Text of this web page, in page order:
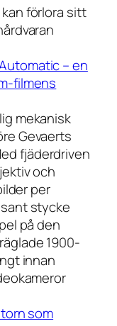
förlora sitt
– en
filmens
mekanisk
Gevaerts
fjäderdriven
och
per
stycke
på den
1900-
innan
som